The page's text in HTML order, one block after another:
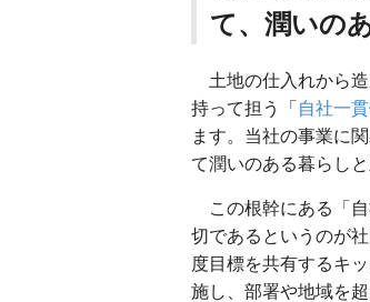
て、潤いの
土地の仕入れから造
持って担う「 自社一
ます。当社の事業に
て潤いのある暮らし
この根幹にある「自
切であるというのが
度目標を共有するキ
施し、部署や地域を